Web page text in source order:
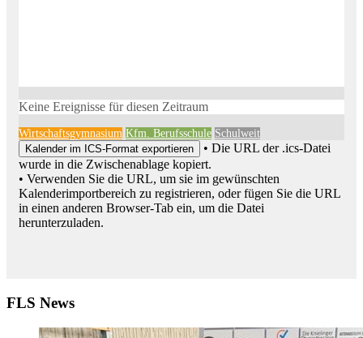
Keine Ereignisse für diesen Zeitraum
Wirtschaftsgymnasium Kfm. Berufsschule Schulweit
Kalender im ICS-Format exportieren
• Die URL der .ics-Datei
wurde in die Zwischenablage kopiert.
• Verwenden Sie die URL, um sie im gewünschten
Kalenderimportbereich zu registrieren, oder fügen Sie die URL
in einen anderen Browser-Tab ein, um die Datei
herunterzuladen.
FLS News